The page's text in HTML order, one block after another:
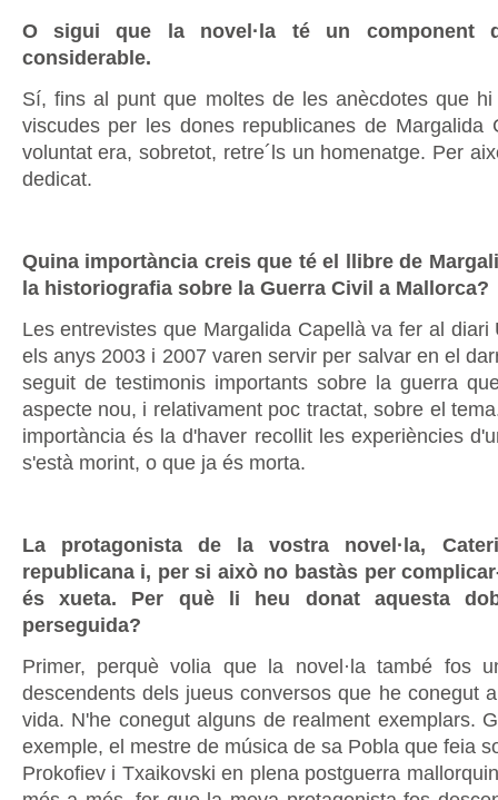
O sigui que la novel·la té un component
considerable.
Sí, fins al punt que moltes de les anècdotes que
viscudes per les dones republicanes de Margalida
voluntat era, sobretot, retre´ls un homenatge. Per
dedicat.
Quina importància creis que té el llibre de
la historiografia sobre la Guerra Civil a Mallorca?
Les entrevistes que Margalida Capellà va fer al diari
els anys 2003 i 2007 varen servir per salvar en el
seguit de testimonis importants sobre la guerra
aspecte nou, i relativament poc tractat, sobre el
importància és la d'haver recollit les experiències
s'està morint, o que ja és morta.
La protagonista de la vostra novel·la,
republicana i, per si això no bastàs per
és xueta. Per què li heu donat aquesta
perseguida?
Primer, perquè volia que la novel·la també fos
descendents dels jueus conversos que he conegut
vida. N'he conegut alguns de realment exemplars.
exemple, el mestre de música de sa Pobla que feia
Prokofiev i Txaikovski en plena postguerra